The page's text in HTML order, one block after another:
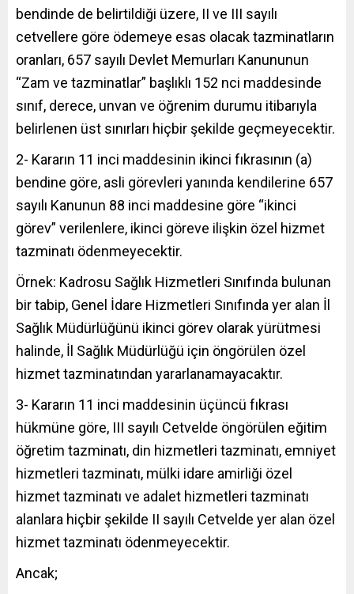
bendinde de belirtildiği üzere, II ve III sayılı
cetvellere göre ödemeye esas olacak tazminatların
oranları, 657 sayılı Devlet Memurları Kanununun
“Zam ve tazminatlar” başlıklı 152 nci maddesinde
sınıf, derece, unvan ve öğrenim durumu itibarıyla
belirlenen üst sınırları hiçbir şekilde geçmeyecektir.
2- Kararın 11 inci maddesinin ikinci fıkrasının (a)
bendine göre, asli görevleri yanında kendilerine 657
sayılı Kanunun 88 inci maddesine göre “ikinci
görev” verilenlere, ikinci göreve ilişkin özel hizmet
tazminatı ödenmeyecektir.
Örnek: Kadrosu Sağlık Hizmetleri Sınıfında bulunan
bir tabip, Genel İdare Hizmetleri Sınıfında yer alan İl
Sağlık Müdürlüğünü ikinci görev olarak yürütmesi
halinde, İl Sağlık Müdürlüğü için öngörülen özel
hizmet tazminatından yararlanamayacaktır.
3- Kararın 11 inci maddesinin üçüncü fıkrası
hükmüne göre, III sayılı Cetvelde öngörülen eğitim
öğretim tazminatı, din hizmetleri tazminatı, emniyet
hizmetleri tazminatı, mülki idare amirliği özel
hizmet tazminatı ve adalet hizmetleri tazminatı
alanlara hiçbir şekilde II sayılı Cetvelde yer alan özel
hizmet tazminatı ödenmeyecektir.
Ancak;